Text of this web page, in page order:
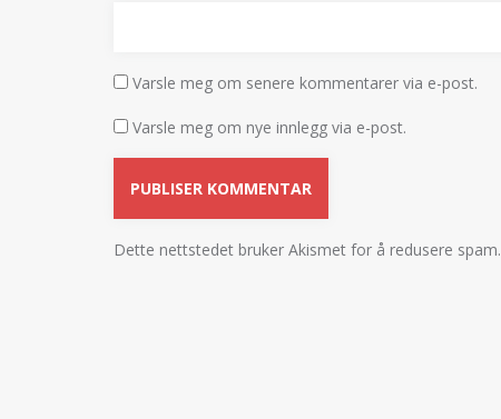
Varsle meg om senere kommentarer via e-post.
Varsle meg om nye innlegg via e-post.
Dette nettstedet bruker Akismet for å redusere spam.